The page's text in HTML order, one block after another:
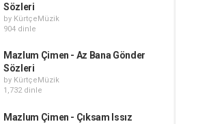
Sözleri
by KürtçeMüzik
904 dinle
Mazlum Çimen - Az Bana Gönder
Sözleri
by KürtçeMüzik
1,732 dinle
Mazlum Çimen - Çıksam Issız